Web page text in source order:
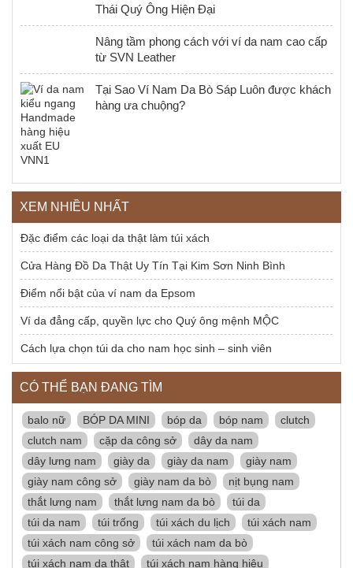
Thái Quý Ông Hiện Đại
Nâng tầm phong cách với ví da nam cao cấp
từ SVN Leather
Tại Sao Ví Nam Da Bò Sáp Luôn được khách
hàng ưa chuộng?
XEM NHIỀU NHẤT
Đặc điểm các loại da thật làm túi xách
Cửa Hàng Đồ Da Thật Uy Tín Tại Kim Sơn Ninh Bình
Điểm nổi bật của ví nam da Epsom
Ví da đẳng cấp, quyền lực cho Quý ông mệnh MỘC
Cách lựa chọn túi da cho nam học sinh – sinh viên
CÓ THỂ BẠN ĐANG TÌM
balo nữ BÓP DA MINI bóp da bóp nam
clutch
clutch nam
cặp da công sở
dây da nam
dây lưng nam
giày da giày da nam
giày nam
giày nam công sở
giày nam da bò
nịt bụng nam
thắt lưng nam
thắt lưng nam da bò
túi da
túi da nam
túi trống túi xách du lịch
túi xách nam
túi xách nam công sở
túi xách nam da bò
túi xách nam da thật
túi xách nam hàng hiệu